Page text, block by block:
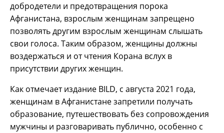
добродетели и предотвращения порока
Афганистана, взрослым женщинам запрещено
позволять другим взрослым женщинам слышать
свои голоса. Таким образом, женщины должны
воздержаться и от чтения Корана вслух в
присутствии других женщин.
Как отмечает издание BILD, с августа 2021 года,
женщинам в Афганистане запретили получать
образование, путешествовать без сопровождения
мужчины и разговаривать публично, особенно с